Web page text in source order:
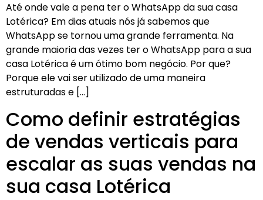
Até onde vale a pena ter o WhatsApp da sua casa
Lotérica? Em dias atuais nós já sabemos que
WhatsApp se tornou uma grande ferramenta. Na
grande maioria das vezes ter o WhatsApp para a sua
casa Lotérica é um ótimo bom negócio. Por que?
Porque ele vai ser utilizado de uma maneira
estruturadas e […]
Como definir estratégias
de vendas verticais para
escalar as suas vendas na
sua casa Lotérica